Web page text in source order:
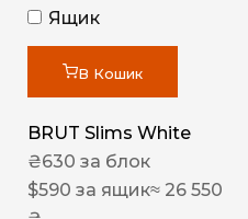
Ящик
В Кошик
BRUT Slims White
₴630 за блок
$590 за ящик≈ 26 550